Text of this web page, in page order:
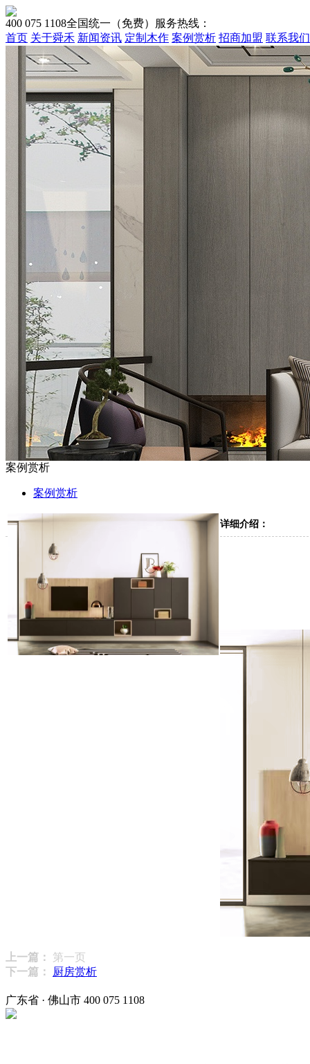
400 075 1108全国统一（免费）服务热线：
首页 关于舜禾 新闻资讯 定制木作 案例赏析 招商加盟 联系我们
案例赏析
案例赏析
详细介绍：
上一篇：
第一页
下一篇：
厨房赏析
广东省 · 佛山市 400 075 1108